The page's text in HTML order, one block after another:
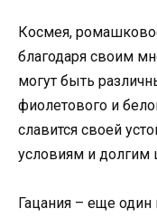
Космея,
благодаря своим
могут быть
фиолетового и
славится своей
условиям и долгим
Гацания – еще